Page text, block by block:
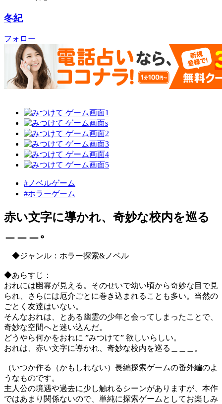
冬紀
フォロー
#ノベルゲーム
#ホラーゲーム
赤い文字に導かれ、奇妙な校内を巡る
＿＿＿。
◆ジャンル：ホラー探索&ノベル
◆あらすじ：
おれには幽霊が見える。そのせいで幼い頃から奇妙な目で見
られ、さらには厄介ごとに巻き込まれることも多い。当然の
ごとく友達はいない。
そんなおれは、とある幽霊の少年と会ってしまったことで、
奇妙な空間へと迷い込んだ。
どうやら何かをおれに ”みつけて” 欲しいらしい。
おれは、赤い文字に導かれ、奇妙な校内を巡る＿＿＿。
（いつか作る（かもしれない）長編探索ゲームの番外編のよ
うなものです。
主人公の境遇や過去に少し触れるシーンがありますが、本作
ではあまり関係ないので、単純に探索ゲームとしてお楽しみ